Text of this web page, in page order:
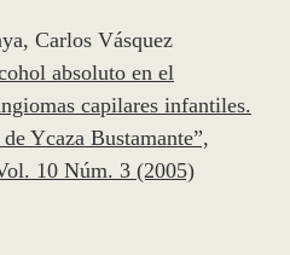
Carlos Vásquez
absoluto en el
capilares infantiles.
Ycaza Bustamante”,
10 Núm. 3 (2005)